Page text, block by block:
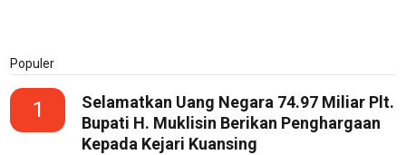
Populer
1
Selamatkan Uang Negara 74.97 Miliar Plt.
Bupati H. Muklisin Berikan Penghargaan
Kepada Kejari Kuansing